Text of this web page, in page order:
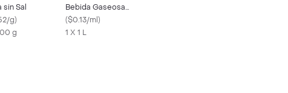
sin Sal
g)
g
Bebida Gaseosa
Retornable
($0.13/ml)
1 X 1 L